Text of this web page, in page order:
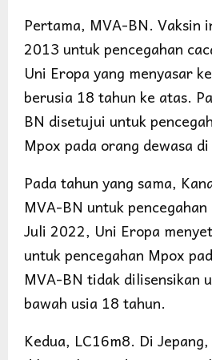
Pertama, MVA-BN. Vaksin
2013 untuk pencegahan
Uni Eropa yang menyasar
berusia 18 tahun ke atas.
BN disetujui untuk
Mpox pada orang dewasa
Pada tahun yang sama,
MVA-BN untuk
Juli 2022, Uni Eropa
untuk pencegahan Mpox
MVA-BN tidak dilisensikan
bawah usia 18 tahun.
Kedua, LC16m8. Di